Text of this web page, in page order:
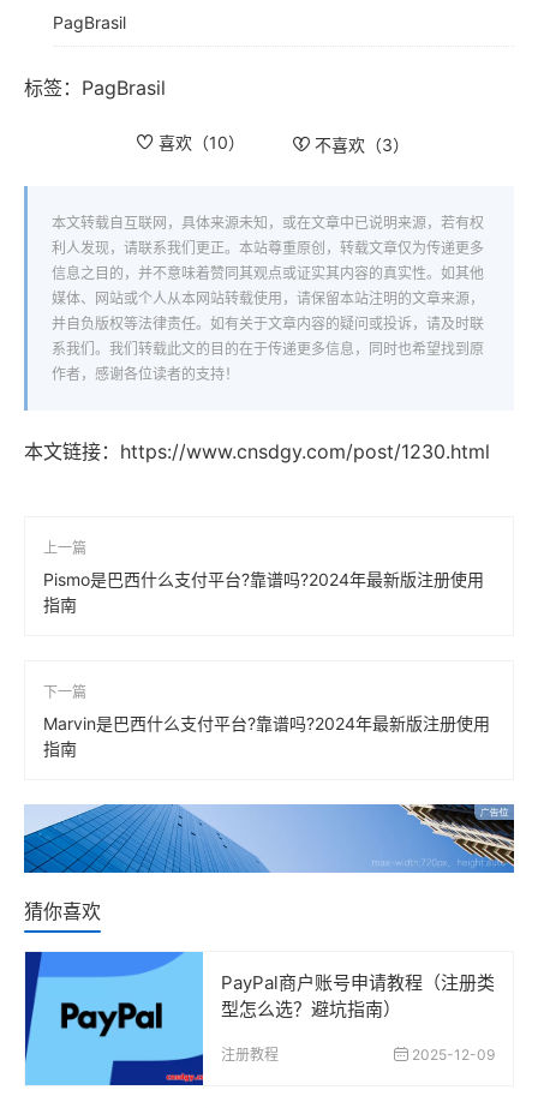
PagBrasil
标签： PagBrasil
喜欢（10） 不喜欢（3）
本文转载自互联网，具体来源未知，或在文章中已说明来源，若有权
利人发现，请联系我们更正。本站尊重原创，转载文章仅为传递更多
信息之目的，并不意味着赞同其观点或证实其内容的真实性。如其他
媒体、网站或个人从本网站转载使用，请保留本站注明的文章来源，
并自负版权等法律责任。如有关于文章内容的疑问或投诉，请及时联
系我们。我们转载此文的目的在于传递更多信息，同时也希望找到原
作者，感谢各位读者的支持！
本文链接： https://www.cnsdgy.com/post/1230.html
上一篇
Pismo是巴西什么支付平台?靠谱吗?2024年最新版注册使用
指南
下一篇
Marvin是巴西什么支付平台?靠谱吗?2024年最新版注册使用
指南
猜你喜欢
PayPal商户账号申请教程（注册类
型怎么选？避坑指南）
注册教程 2025-12-09